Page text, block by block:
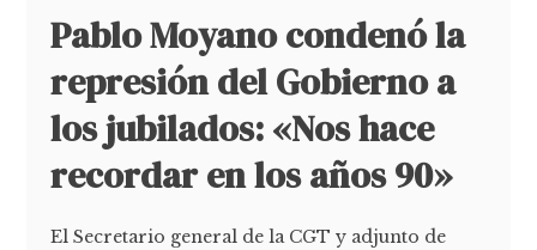
Pablo Moyano condenó la
represión del Gobierno a
los jubilados: «Nos hace
recordar en los años 90»
El Secretario general de la CGT y adjunto de